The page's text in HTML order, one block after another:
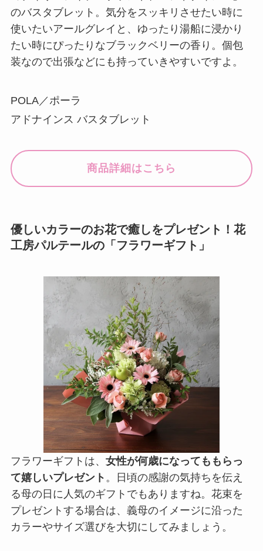
のバスタブレット。気分をスッキリさせたい時に
使いたいアールグレイと、ゆったり湯船に浸かり
たい時にぴったりなブラックベリーの香り。個包
装なので出張などにも持っていきやすいですよ。
POLA／ポーラ
アドナインス バスタブレット
商品詳細はこちら
優しいカラーのお花で癒しをプレゼント！花
工房パルテールの「フラワーギフト」
フラワーギフトは、 女性が何歳になってももらっ
て嬉しいプレゼント 。日頃の感謝の気持ちを伝え
る母の日に人気のギフトでもありますね。花束を
プレゼントする場合は、義母のイメージに沿った
カラーやサイズ選びを大切にしてみましょう。